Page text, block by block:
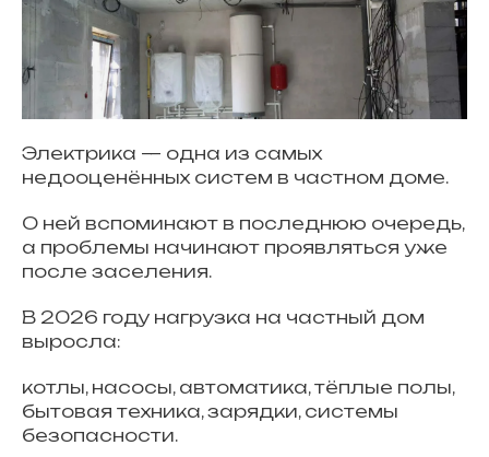
Электрика — одна из самых
недооценённых систем в частном доме.
О ней вспоминают в последнюю очередь,
а проблемы начинают проявляться уже
после заселения.
В 2026 году нагрузка на частный дом
выросла:
котлы, насосы, автоматика, тёплые полы,
бытовая техника, зарядки, системы
безопасности.